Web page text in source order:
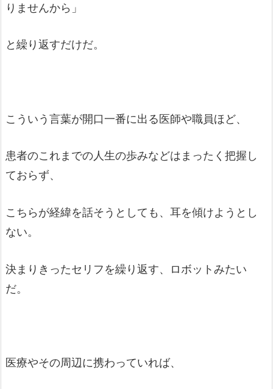
りませんから」
と繰り返すだけだ。
こういう言葉が開口一番に出る医師や職員ほど、
患者のこれまでの人生の歩みなどはまったく把握し
ておらず、
こちらが経緯を話そうとしても、耳を傾けようとし
ない。
決まりきったセリフを繰り返す、ロボットみたい
だ。
医療やその周辺に携わっていれば、